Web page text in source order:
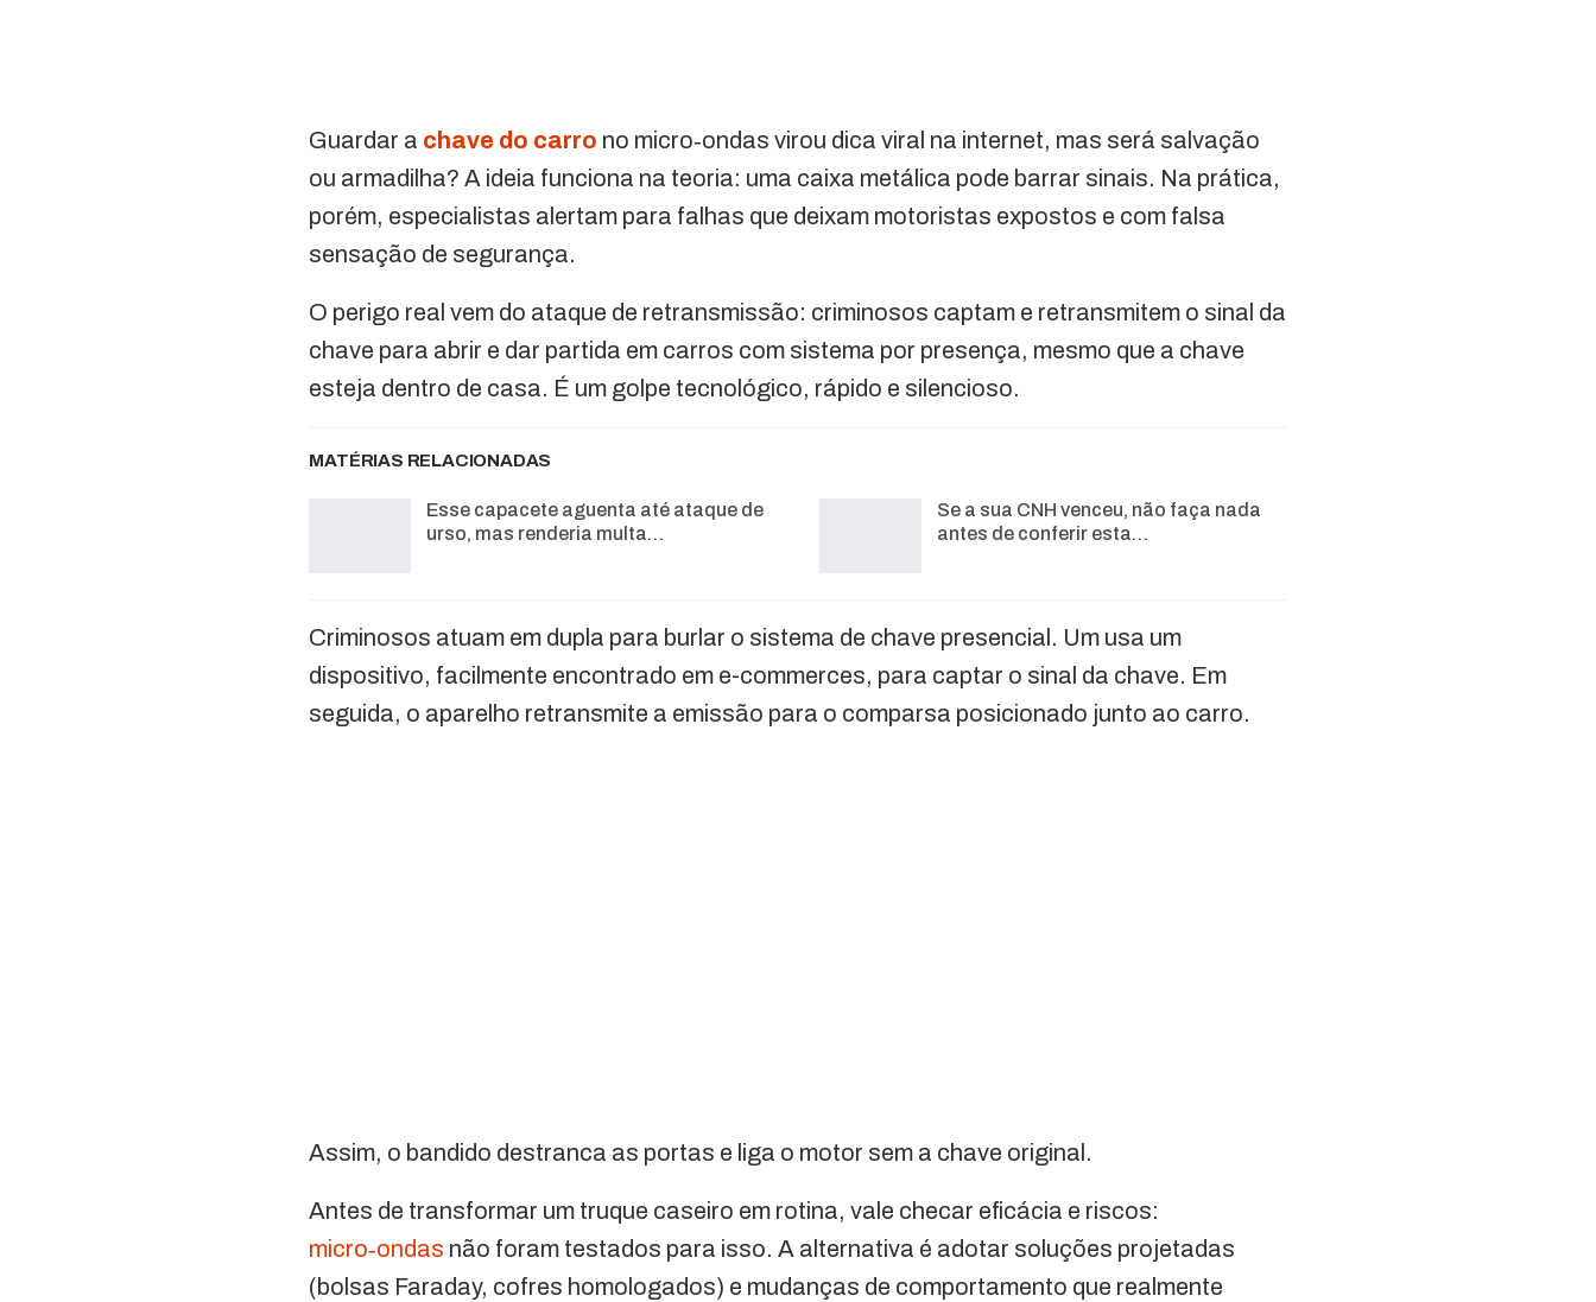
Guardar a chave do carro no micro‑ondas virou dica viral na internet, mas será salvação
ou armadilha? A ideia funciona na teoria: uma caixa metálica pode barrar sinais. Na prática,
porém, especialistas alertam para falhas que deixam motoristas expostos e com falsa
sensação de segurança.
O perigo real vem do ataque de retransmissão: criminosos captam e retransmitem o sinal da
chave para abrir e dar partida em carros com sistema por presença, mesmo que a chave
esteja dentro de casa. É um golpe tecnológico, rápido e silencioso.
MATÉRIAS RELACIONADAS
Esse capacete aguenta até ataque de
urso, mas renderia multa…
Se a sua CNH venceu, não faça nada
antes de conferir esta…
Criminosos atuam em dupla para burlar o sistema de chave presencial. Um usa um
dispositivo, facilmente encontrado em e-commerces, para captar o sinal da chave. Em
seguida, o aparelho retransmite a emissão para o comparsa posicionado junto ao carro.
Assim, o bandido destranca as portas e liga o motor sem a chave original.
Antes de transformar um truque caseiro em rotina, vale checar eficácia e riscos:
micro‑ondas não foram testados para isso. A alternativa é adotar soluções projetadas
(bolsas Faraday, cofres homologados) e mudanças de comportamento que realmente